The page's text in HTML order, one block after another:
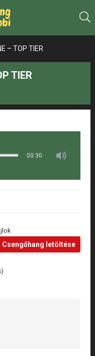
– TOP TIER
TIER
00:30
Csengőhang letöltése